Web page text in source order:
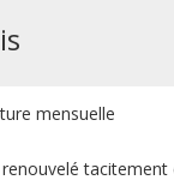
mensuelle
tacitement